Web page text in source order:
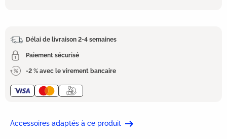
Délai de livraison 2-4 semaines
Paiement sécurisé
-2 % avec le virement bancaire
Accessoires adaptés à ce produit